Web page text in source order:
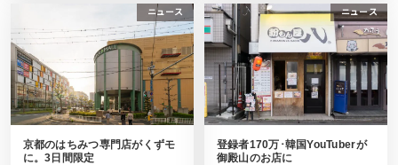
ニュース
京都のはちみつ専門店がくずモ
に。3日間限定
ニュース
登録者170万･韓国YouTuberが
御殿山のお店に